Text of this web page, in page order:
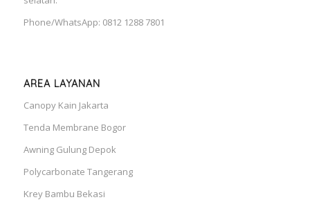
Phone/WhatsApp: 0812 1288 7801
AREA LAYANAN
Canopy Kain Jakarta
Tenda Membrane Bogor
Awning Gulung Depok
Polycarbonate Tangerang
Krey Bambu Bekasi